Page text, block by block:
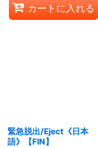
カートに入れる
緊急脱出/Eject《日本
語》【FIN】